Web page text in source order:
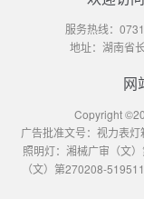
服务热线：
地址：湖南省
网
Copyright
广告批准文号：视力表
照明灯：湘械广审（文
（文）第270208-